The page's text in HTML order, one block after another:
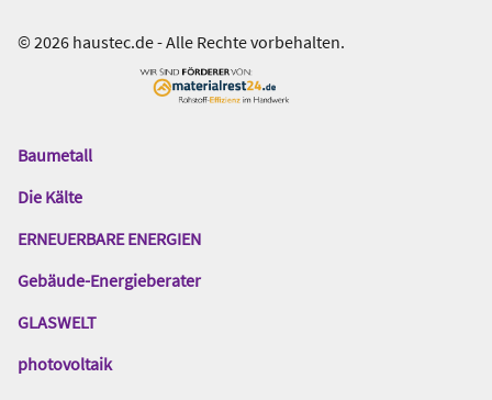
© 2026 haustec.de - Alle Rechte vorbehalten.
Das
Gentner
Baumetall
Die Kälte
ERNEUERBARE ENERGIEN
Gebäude-Energieberater
GLASWELT
photovoltaik